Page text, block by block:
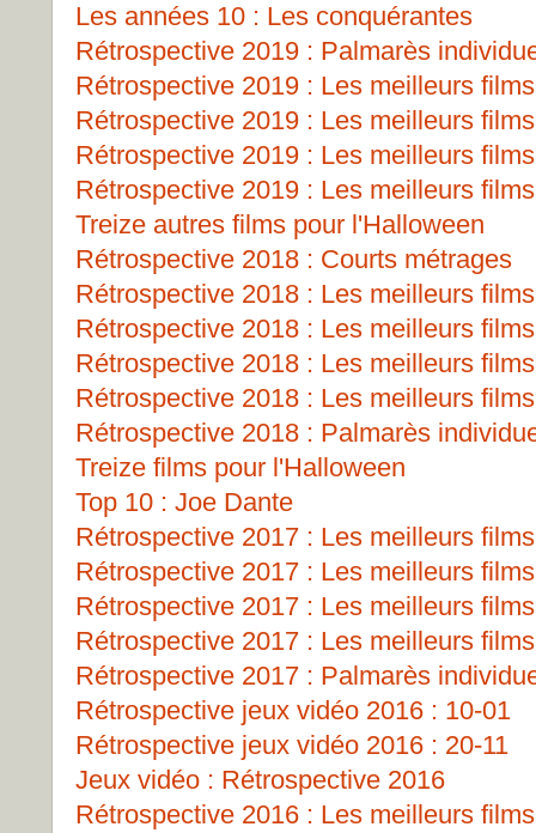
Les années 10 : Les conquérantes
Rétrospective 2019 : Palmarès
Rétrospective 2019 : Les meilleurs
Rétrospective 2019 : Les meilleurs
Rétrospective 2019 : Les meilleurs
Rétrospective 2019 : Les meilleurs
Treize autres films pour l'Halloween
Rétrospective 2018 : Courts métrages
Rétrospective 2018 : Les meilleurs
Rétrospective 2018 : Les meilleurs
Rétrospective 2018 : Les meilleurs
Rétrospective 2018 : Les meilleurs
Rétrospective 2018 : Palmarès
Treize films pour l'Halloween
Top 10 : Joe Dante
Rétrospective 2017 : Les meilleurs
Rétrospective 2017 : Les meilleurs
Rétrospective 2017 : Les meilleurs
Rétrospective 2017 : Les meilleurs
Rétrospective 2017 : Palmarès
Rétrospective jeux vidéo 2016 : 10-01
Rétrospective jeux vidéo 2016 : 20-11
Jeux vidéo : Rétrospective 2016
Rétrospective 2016 : Les meilleurs